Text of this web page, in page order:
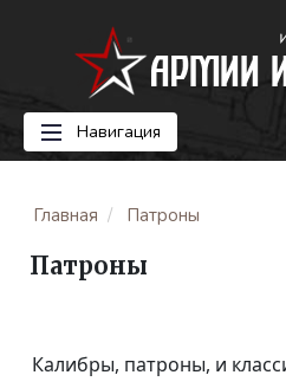
Навигация
Главная Патроны
Патроны
Калибры, патроны, и